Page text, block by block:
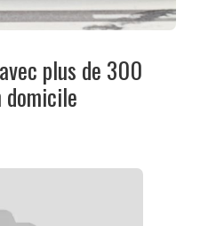
plus de 300
domicile